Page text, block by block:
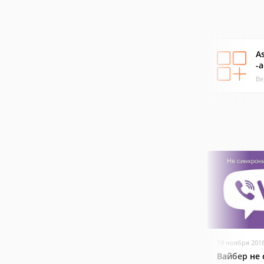
-
19 ноября
Вайбер не